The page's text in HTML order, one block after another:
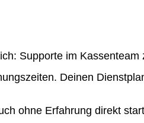
Supporte im
Deinen
ohne Erfahrung direkt